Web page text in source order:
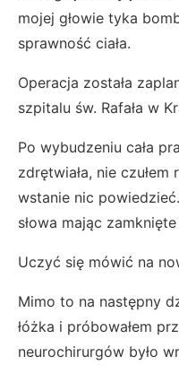
mojej głowie tyka
sprawność ciała.
Operacja została
szpitalu św. Rafała w
Po wybudzeniu cała
zdrętwiała, nie
wstanie nic
słowa mając
Uczyć się mówić na
Mimo to na następny
łóżka i próbowałem
neurochirurgów było